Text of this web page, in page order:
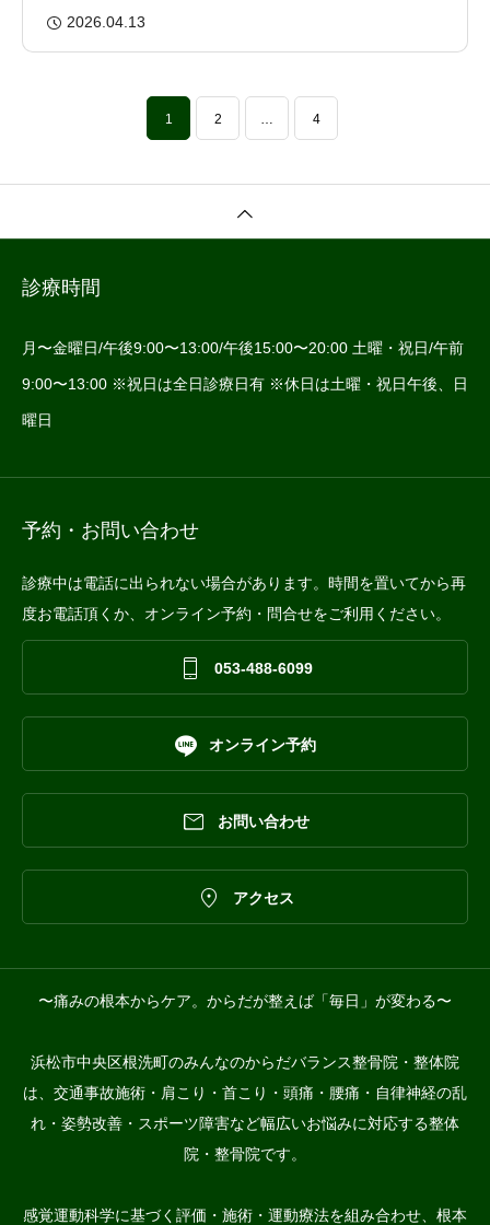
2026.04.13
1 2 … 4
診療時間
月〜金曜日/午後9:00〜13:00/午後15:00〜20:00 土曜・祝日/午前
9:00〜13:00 ※祝日は全日診療日有 ※休日は土曜・祝日午後、日
曜日
予約・お問い合わせ
診療中は電話に出られない場合があります。時間を置いてから再
度お電話頂くか、オンライン予約・問合せをご利用ください。
 053-488-6099
 オンライン予約
 お問い合わせ
 アクセス
〜痛みの根本からケア。からだが整えば「毎日」が変わる〜
浜松市中央区根洗町のみんなのからだバランス整骨院・整体院
は、交通事故施術・肩こり・首こり・頭痛・腰痛・自律神経の乱
れ・姿勢改善・スポーツ障害など幅広いお悩みに対応する整体
院・整骨院です。
感覚運動科学に基づく評価・施術・運動療法を組み合わせ、根本